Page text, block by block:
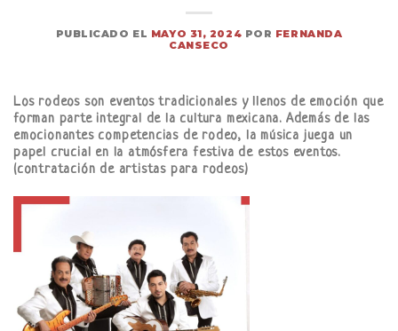
PUBLICADO EL MAYO 31, 2024 POR FERNANDA
CANSECO
Los rodeos son eventos tradicionales y llenos de emoción que
forman parte integral de la cultura mexicana. Además de las
emocionantes competencias de rodeo, la música juega un
papel crucial en la atmósfera festiva de estos eventos.
(contratación de artistas para rodeos)